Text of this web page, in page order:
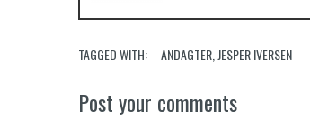
TAGGED WITH: ANDAGTER JESPER IVERSEN
Post your comments